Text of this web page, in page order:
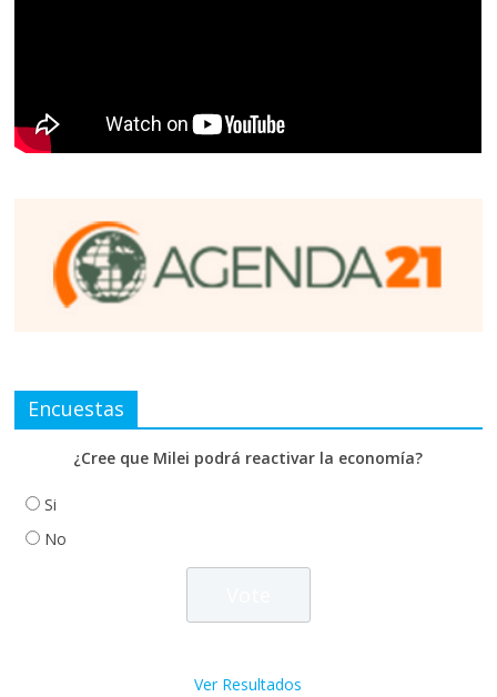
Encuestas
¿Cree que Milei podrá reactivar la economía?
Si
No
Ver Resultados